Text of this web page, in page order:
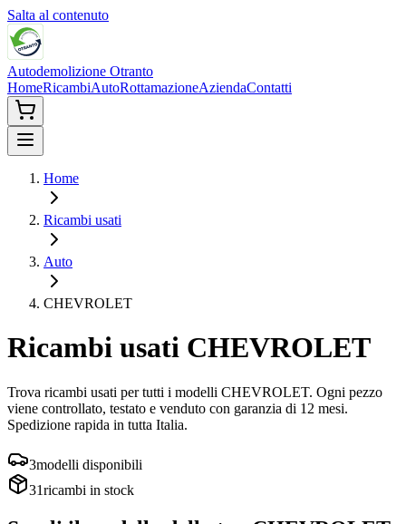
Salta al contenuto
Autodemolizione Otranto
HomeRicambiAutoRottamazioneAziendaContatti
Home
Ricambi usati
Auto
CHEVROLET
Ricambi usati CHEVROLET
Trova ricambi usati per tutti i modelli CHEVROLET. Ogni pezzo
viene controllato, testato e venduto con garanzia di 12 mesi.
Spedizione rapida in tutta Italia.
3modelli disponibili
31ricambi in stock